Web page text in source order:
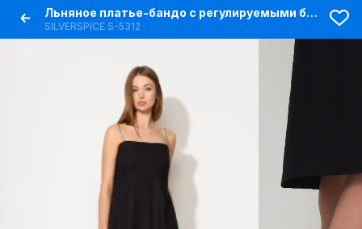
Льняное платье-бандо с регулируемыми бретелями
SILVERSPICE S-5312